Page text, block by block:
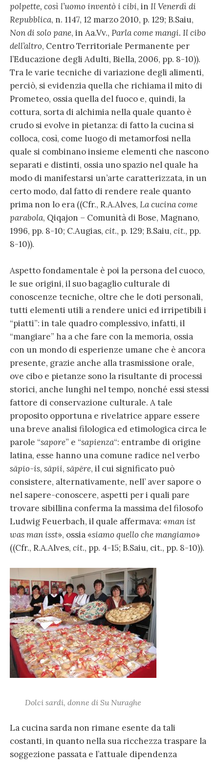
polpette, così l’uomo inventò i cibi, in Il Venerdì di
Repubblica, n. 1147, 12 marzo 2010, p. 129; B.Saiu,
Non di solo pane, in Aa.Vv., Parla come mangi. Il cibo
dell’altro, Centro Territoriale Permanente per
l’Educazione degli Adulti, Biella, 2006, pp. 8-10)).
Tra le varie tecniche di variazione degli alimenti,
perciò, si evidenzia quella che richiama il mito di
Prometeo, ossia quella del fuoco e, quindi, la
cottura, sorta di alchimia nella quale quanto è
crudo si evolve in pietanza: di fatto la cucina si
colloca, così, come luogo di metamorfosi nella
quale si combinano insieme elementi che nascono
separati e distinti, ossia uno spazio nel quale ha
modo di manifestarsi un’arte caratterizzata, in un
certo modo, dal fatto di rendere reale quanto
prima non lo era ((Cfr., R.A.Alves, La cucina come
parabola, Qiqajon – Comunità di Bose, Magnano,
1996, pp. 8-10; C.Augias, cit., p. 129; B.Saiu, cit., pp.
8-10)).
Aspetto fondamentale è poi la persona del cuoco,
le sue origini, il suo bagaglio culturale di
conoscenze tecniche, oltre che le doti personali,
tutti elementi utili a rendere unici ed irripetibili i
“piatti”: in tale quadro complessivo, infatti, il
“mangiare” ha a che fare con la memoria, ossia
con un mondo di esperienze umane che è ancora
presente, grazie anche alla trasmissione orale,
ove cibo e pietanze sono la risultante di processi
storici, anche lunghi nel tempo, nonché essi stessi
fattore di conservazione culturale. A tale
proposito opportuna e rivelatrice appare essere
una breve analisi filologica ed etimologica circa le
parole “sapore” e “sapienza“: entrambe di origine
latina, esse hanno una comune radice nel verbo
săpĭo-is, săpĭi, săpĕre, il cui significato può
consistere, alternativamente, nell’ aver sapore o
nel sapere-conoscere, aspetti per i quali pare
trovare sibillina conferma la massima del filosofo
Ludwig Feuerbach, il quale affermava: «man ist
was man isst», ossia «siamo quello che mangiamo»
((Cfr., R.A.Alves, cit., pp. 4-15; B.Saiu, cit., pp. 8-10)).
Dolci sardi, donne di Su Nuraghe
La cucina sarda non rimane esente da tali
costanti, in quanto nella sua ricchezza traspare la
soggezione passata e l’attuale dipendenza